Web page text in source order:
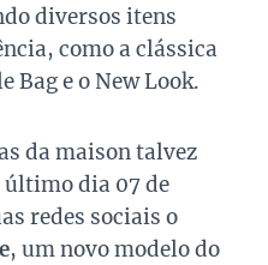
diversos itens
como a clássica
Bag e o New Look.
da maison talvez
último dia 07 de
redes sociais o
, um novo modelo do